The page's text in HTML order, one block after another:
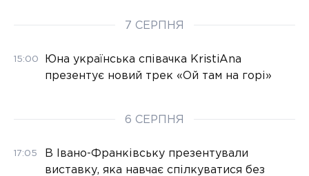
7 СЕРПНЯ
15:00
Юна українська співачка KristiAna
презентує новий трек «Ой там на горі»
6 СЕРПНЯ
17:05
В Івано-Франківську презентували
виставку, яка навчає спілкуватися без